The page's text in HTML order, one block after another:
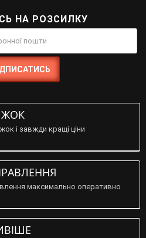
НА РОЗСИЛКУ
і завжди кращі ціни
максимально оперативно